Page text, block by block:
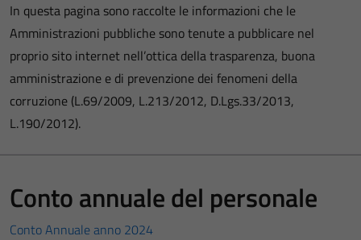
In questa pagina sono raccolte le informazioni che le
Amministrazioni pubbliche sono tenute a pubblicare nel
proprio sito internet nell’ottica della trasparenza, buona
amministrazione e di prevenzione dei fenomeni della
corruzione (L.69/2009, L.213/2012, D.Lgs.33/2013,
L.190/2012).
Conto annuale del personale
Conto Annuale anno 2024